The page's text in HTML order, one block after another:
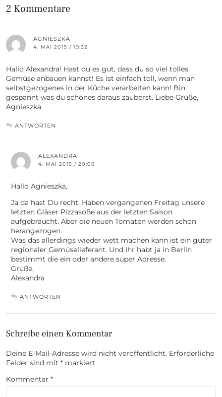
2 Kommentare
AGNIESZKA
4. MAI 2015 / 19:32
Hallo Alexandra! Hast du es gut, dass du so viel tolles
Gemüse anbauen kannst! Es ist einfach toll, wenn man
selbstgezogenes in der Küche verarbeiten kann! Bin
gespannt was du schönes daraus zauberst. Liebe Grüße,
Agnieszka
ANTWORTEN
ALEXANDRA
4. MAI 2015 / 20:08
Hallo Agnieszka,
Ja da hast Du recht. Haben vergangenen Freitag unsere
letzten Gläser Pizzasoße aus der letzten Saison
aufgebraucht. Aber die neuen Tomaten werden schon
herangezogen.
Was das allerdings wieder wett machen kann ist ein guter
regionaler Gemüselieferant. Und Ihr habt ja in Berlin
bestimmt die ein oder andere super Adresse.
Grüße,
Alexandra
ANTWORTEN
Schreibe einen Kommentar
Deine E-Mail-Adresse wird nicht veröffentlicht. Erforderliche
Felder sind mit * markiert
Kommentar *